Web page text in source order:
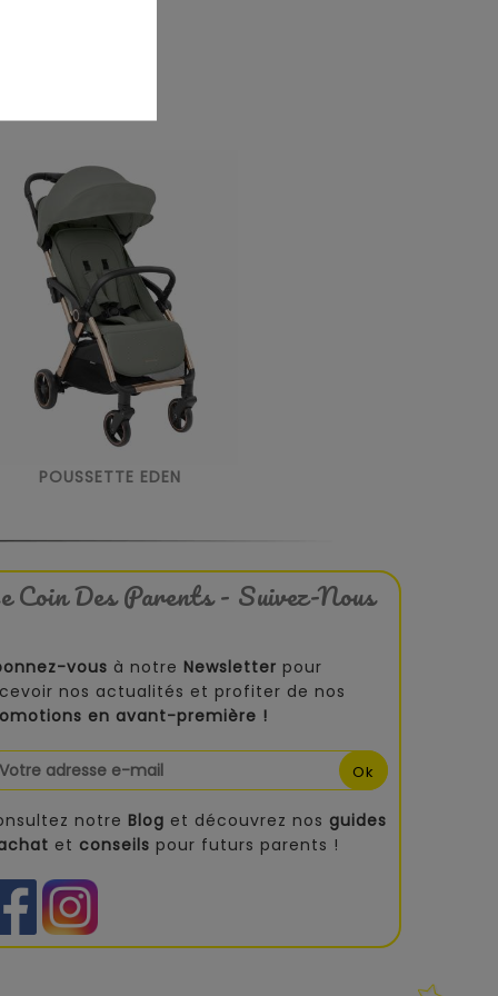
POUSSETTE EDEN
Coin Des Parents - Suivez-Nous
vous à notre Newsletter pour
nos actualités et profiter de nos
en avant-première !
notre Blog et découvrez nos guides
et conseils pour futurs parents !